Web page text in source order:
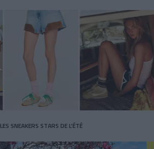
LES SNEAKERS STARS DE L’ÉTÉ